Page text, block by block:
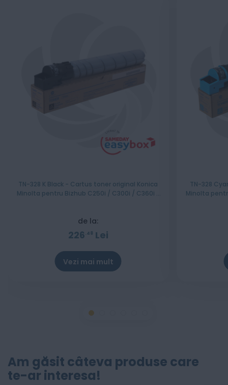
TN-328 K Black - Cartus toner original Konica
Minolta pentru Bizhub C250i / C300i / C360i /
de la:
226 48 Lei
Vezi mai mult
TN-328
Minolta pentru
Am găsit câteva produse care
te-ar interesa!